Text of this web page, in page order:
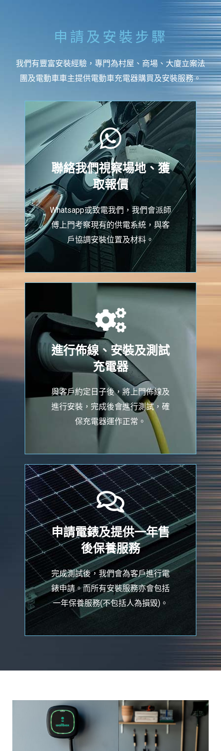
申請及安裝步驟
我們有豐富安裝經驗，專門為村屋、商場、大廈立案法
團及電動車車主提供電動車充電器購買及安裝服務。
聯絡我們視察場地、獲
取報價
Whatsapp或致電我們，我們會派師
傅上門考察現有的供電系統，與客
戶協調安裝位置及材料。
進行佈線、安裝及測試
充電器
與客戶約定日子後，將上門佈線及
進行安裝，完成後會進行測試，確
保充電器運作正常。
申請電錶及提供一年售
後保養服務
完成測試後，我們會為客戶進行電
錶申請。而所有安裝服務亦會包括
一年保養服務(不包括人為損毀)。